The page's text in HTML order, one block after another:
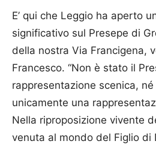
E’ qui che Leggio ha aperto
significativo sul Presepe di
della nostra Via Francigena,
Francesco. “Non è stato il
rappresentazione scenica,
unicamente una
Nella riproposizione vivente
venuta al mondo del Figlio di